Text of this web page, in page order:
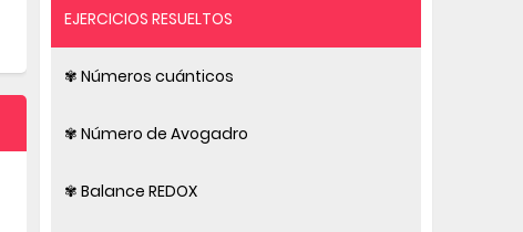
EJERCICIOS RESUELTOS
✾ Números cuánticos
✾ Número de Avogadro
✾ Balance REDOX